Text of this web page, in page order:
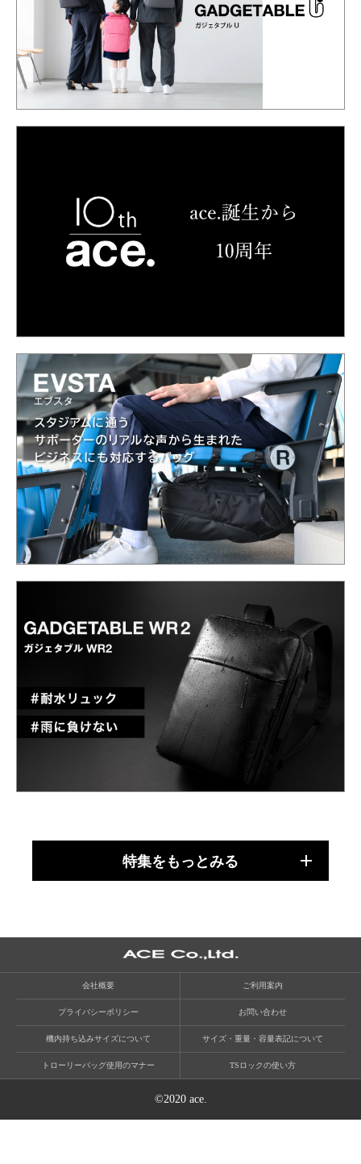
特集をもっとみる
会社概要 ご利用案内
プライバシーポリシー お問い合わせ
機内持ち込みサイズについて サイズ・重量・容量表記について
トローリーバッグ使用のマナー TSロックの使い方
©2020 ace.